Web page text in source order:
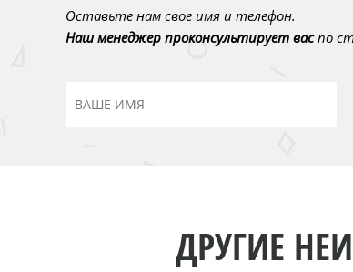
Оставьте нам свое имя и телефон.
Наш менеджер проконсультирует васпо
ДРУГИЕ